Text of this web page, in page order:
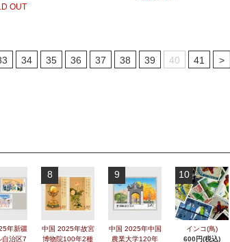
OUT
34 35 36 37 38 39 40 41 >
年新疆
自治区7
8
中国 2025年故宮
博物院100年2種
9
中国 2025年中国
農業大学120年
10
インコ(鳥)
600円(税込)